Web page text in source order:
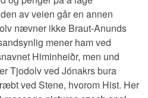
av veien går en annen
nævner ikke Braut-Anunds
mener ham ved
Himinheiðr, men und
Tjodolv ved Jónakrs bura
ved Stene, hvorom Hist. Her